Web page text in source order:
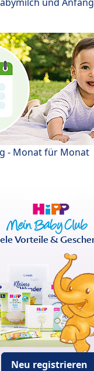
- Monat für Monat
Vorteile &
Neu registrieren